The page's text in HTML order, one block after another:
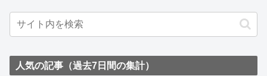
人気の記事（過去7日間の集計）